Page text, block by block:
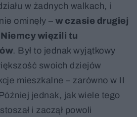
w żadnych walkach, i
ominęły – w czasie drugiej
więzili tu
. Był to jednak wyjątkowy
swoich dziejów
mieszkalne – zarówno w II
jednak, jak wiele tego
i zaczął powoli